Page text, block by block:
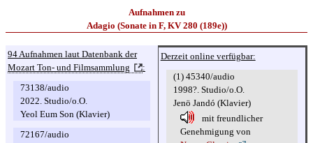
Aufnahmen zu
Adagio (Sonate in F, KV 280 (189e))
94 Aufnahmen laut Datenbank der
Mozart Ton- und Filmsammlung
:
73138/audio
2022. Studio/o.O.
Yeol Eum Son (Klavier)
72167/audio
Derzeit online verfügbar:
(1) 45340/audio
1998?. Studio/o.O.
Jenö Jandó (Klavier)
mit freundlicher
Genehmigung von